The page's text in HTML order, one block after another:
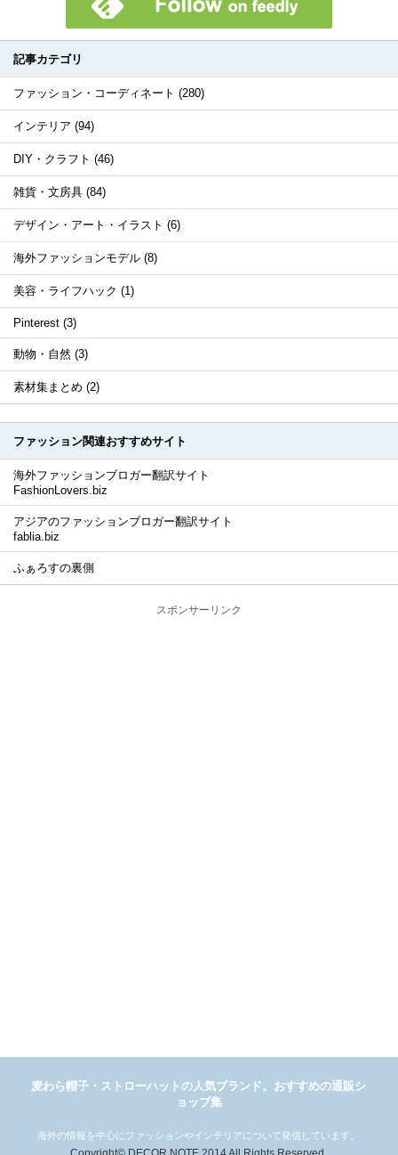
記事カテゴリ
ファッション・コーディネート (280)
インテリア (94)
DIY・クラフト (46)
雑貨・文房具 (84)
デザイン・アート・イラスト (6)
海外ファッションモデル (8)
美容・ライフハック (1)
Pinterest (3)
動物・自然 (3)
素材集まとめ (2)
ファッション関連おすすめサイト
海外ファッションブロガー翻訳サイト
FashionLovers.biz
アジアのファッションブロガー翻訳サイト
fablia.biz
ふぁろすの裏側
スポンサーリンク
麦わら帽子・ストローハットの人気ブランド。おすすめの通販シ
ョップ集
海外の情報を中心にファッションやインテリアについて発信しています。